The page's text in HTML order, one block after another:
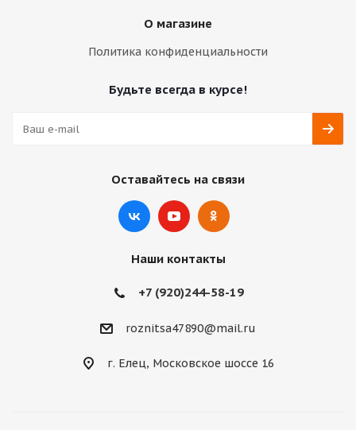
О магазине
Политика конфиденциальности
Будьте всегда в курсе!
Оставайтесь на связи
Наши контакты
+7 (920)244-58-19
roznitsa47890@mail.ru
г. Елец, Московское шоссе 16